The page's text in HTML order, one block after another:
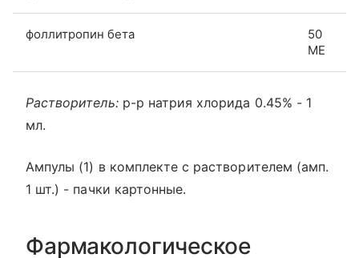
фоллитропин бета
50
МЕ
Растворитель:р-р натрия хлорида 0.45% - 1
мл.
Ампулы (1) в комплекте с растворителем (амп.
1 шт.) - пачки картонные.
Фармакологическое